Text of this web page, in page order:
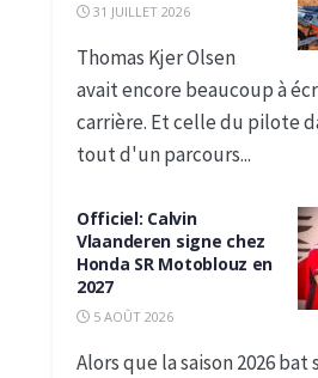
31 JUILLET 2026
Thomas Kjer Olsen
avait encore beaucoup à
carrière. Et celle du pilote
tout d'un parcours...
Officiel: Calvin
Vlaanderen signe chez
Honda SR Motoblouz en
2027
5 AOÛT 2026
Alors que la saison 2026 bat